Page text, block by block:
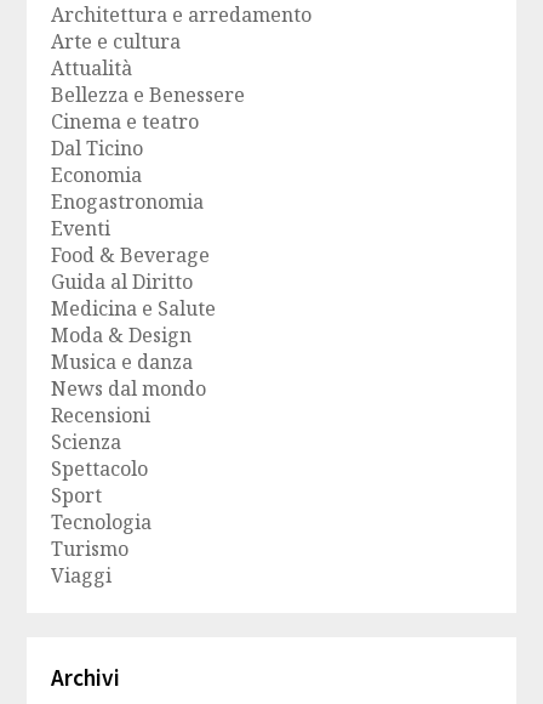
Architettura e arredamento
Arte e cultura
Attualità
Bellezza e Benessere
Cinema e teatro
Dal Ticino
Economia
Enogastronomia
Eventi
Food & Beverage
Guida al Diritto
Medicina e Salute
Moda & Design
Musica e danza
News dal mondo
Recensioni
Scienza
Spettacolo
Sport
Tecnologia
Turismo
Viaggi
Archivi